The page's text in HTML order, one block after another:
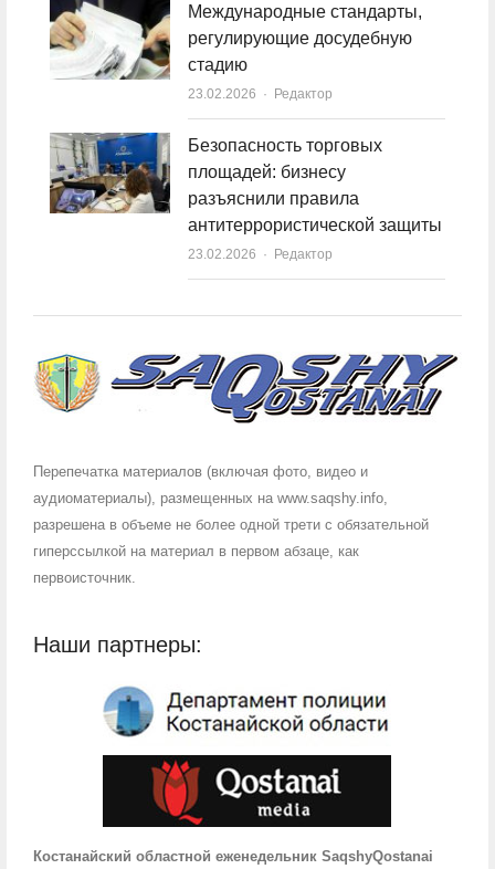
Международные стандарты,
регулирующие досудебную
стадию
23.02.2026 Author
Редактор
Безопасность торговых
площадей: бизнесу
разъяснили правила
антитеррористической защиты
23.02.2026 Author
Редактор
Перепечатка материалов (включая фото, видео и
аудиоматериалы), размещенных на www.saqshy.info,
разрешена в объеме не более одной трети с обязательной
гиперссылкой на материал в первом абзаце, как
первоисточник.
Наши партнеры:
Костанайский областной еженедельник SaqshyQostanai